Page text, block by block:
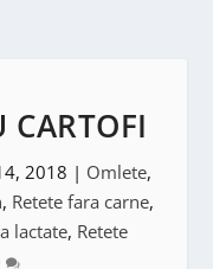
2018 | Omlete,
, Retete fara carne,
lactate, Retete